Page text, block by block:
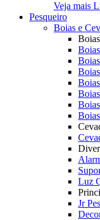
Veja mais
Pesqueiro
Boias e
Boias
Luz
Jr